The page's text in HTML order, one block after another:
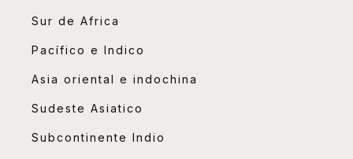
Sur de Africa
Pacífico e Indico
Asia oriental e indochina
Sudeste Asiatico
Subcontinente Indio